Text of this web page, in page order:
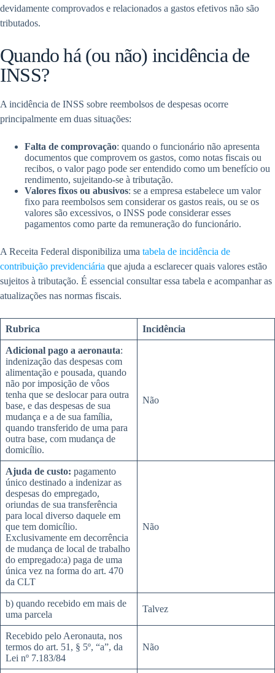
devidamente comprovados e relacionados a gastos efetivos não são
tributados.
Quando há (ou não) incidência de
INSS?
A incidência de INSS sobre reembolsos de despesas ocorre
principalmente em duas situações:
Falta de comprovação: quando o funcionário não apresenta
documentos que comprovem os gastos, como notas fiscais ou
recibos, o valor pago pode ser entendido como um benefício ou
rendimento, sujeitando-se à tributação.
Valores fixos ou abusivos: se a empresa estabelece um valor
fixo para reembolsos sem considerar os gastos reais, ou se os
valores são excessivos, o INSS pode considerar esses
pagamentos como parte da remuneração do funcionário.
A Receita Federal disponibiliza uma tabela de incidência de
contribuição previdenciária que ajuda a esclarecer quais valores estão
sujeitos à tributação. É essencial consultar essa tabela e acompanhar as
atualizações nas normas fiscais.
Rubrica Incidência
Adicional pago a aeronauta:
indenização das despesas com
alimentação e pousada, quando
não por imposição de vôos
tenha que se deslocar para outra
base, e das despesas de sua
mudança e a de sua família,
quando transferido de uma para
outra base, com mudança de
domicílio.
Não
Ajuda de custo: pagamento
único destinado a indenizar as
despesas do empregado,
oriundas de sua transferência
para local diverso daquele em
que tem domicílio.
Exclusivamente em decorrência
de mudança de local de trabalho
do empregado:a) paga de uma
única vez na forma do art. 470
da CLT
Não
b) quando recebido em mais de
uma parcela
Talvez
Recebido pelo Aeronauta, nos
termos do art. 51, § 5º, “a”, da
Lei nº 7.183/84
Não